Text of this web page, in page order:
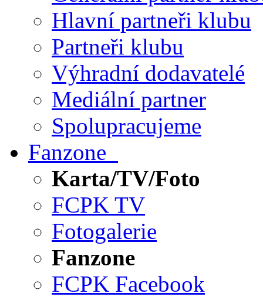
Hlavní partneři klubu
Partneři klubu
Výhradní dodavatelé
Mediální partner
Spolupracujeme
Fanzone
Karta/TV/Foto
FCPK TV
Fotogalerie
Fanzone
FCPK Facebook